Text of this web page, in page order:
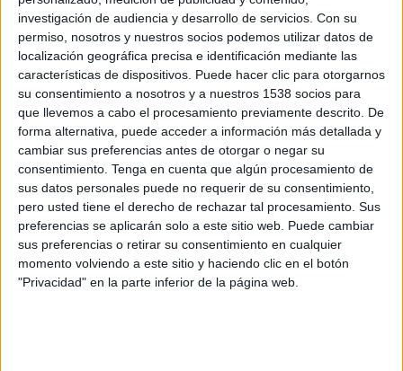
investigación de audiencia y desarrollo de servicios. Con su
permiso, nosotros y nuestros socios podemos utilizar datos de
localización geográfica precisa e identificación mediante las
características de dispositivos. Puede hacer clic para otorgarnos
su consentimiento a nosotros y a nuestros 1538 socios para
que llevemos a cabo el procesamiento previamente descrito. De
forma alternativa, puede acceder a información más detallada y
cambiar sus preferencias antes de otorgar o negar su
consentimiento. Tenga en cuenta que algún procesamiento de
sus datos personales puede no requerir de su consentimiento,
pero usted tiene el derecho de rechazar tal procesamiento. Sus
preferencias se aplicarán solo a este sitio web. Puede cambiar
sus preferencias o retirar su consentimiento en cualquier
momento volviendo a este sitio y haciendo clic en el botón
"Privacidad" en la parte inferior de la página web.
En total, uns 280 autobusos transporten aquest
matí pelegrins de diferents diòcesis de
Catalunya i de la resta de l'estat espanyol a la
zona de la Sagrada Família.
Alguns fidels també han utilitzat el tren per
desplaçar-se cap a la capital catalana. Amb
motiu de la visita del Papa, la companyia Renfe
ha reforçat el servei de Rodalies i ha ofert 2.000
places addicionals. També, per facilitar la
mobilitat dels fidels que vulguin acomiadar el